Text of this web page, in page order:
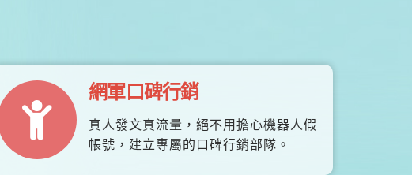
網軍口碑行銷
真人發文真流量，絕不用擔心機器人假
帳號，建立專屬的口碑行銷部隊。